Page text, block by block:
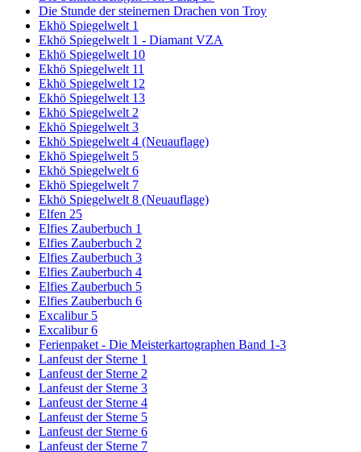
Die Stunde der steinernen Drachen von Troy
Ekhö Spiegelwelt 1
Ekhö Spiegelwelt 1 - Diamant VZA
Ekhö Spiegelwelt 10
Ekhö Spiegelwelt 11
Ekhö Spiegelwelt 12
Ekhö Spiegelwelt 13
Ekhö Spiegelwelt 2
Ekhö Spiegelwelt 3
Ekhö Spiegelwelt 4 (Neuauflage)
Ekhö Spiegelwelt 5
Ekhö Spiegelwelt 6
Ekhö Spiegelwelt 7
Ekhö Spiegelwelt 8 (Neuauflage)
Elfen 25
Elfies Zauberbuch 1
Elfies Zauberbuch 2
Elfies Zauberbuch 3
Elfies Zauberbuch 4
Elfies Zauberbuch 5
Elfies Zauberbuch 6
Excalibur 5
Excalibur 6
Ferienpaket - Die Meisterkartographen Band 1-3
Lanfeust der Sterne 1
Lanfeust der Sterne 2
Lanfeust der Sterne 3
Lanfeust der Sterne 4
Lanfeust der Sterne 5
Lanfeust der Sterne 6
Lanfeust der Sterne 7